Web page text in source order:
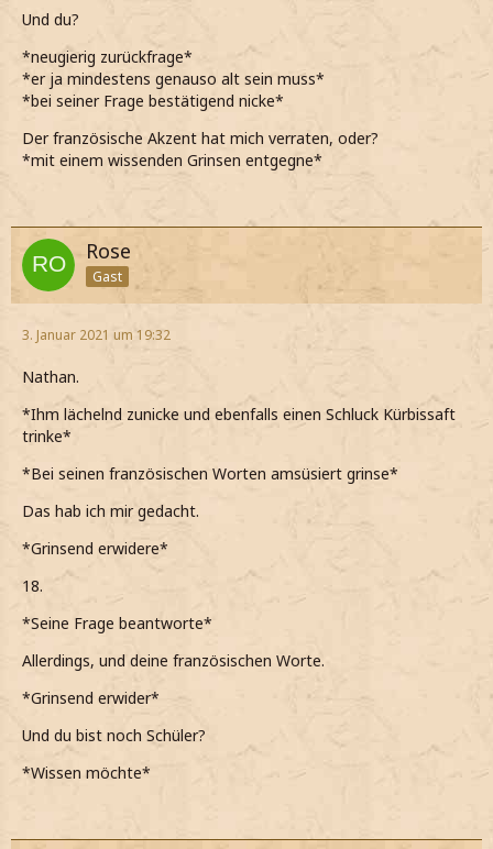
Und du?
*neugierig zurückfrage*
*er ja mindestens genauso alt sein muss*
*bei seiner Frage bestätigend nicke*
Der französische Akzent hat mich verraten, oder?
*mit einem wissenden Grinsen entgegne*
Rose
Gast
3. Januar 2021 um 19:32
Nathan.
*Ihm lächelnd zunicke und ebenfalls einen Schluck Kürbissaft
trinke*
*Bei seinen französischen Worten amsüsiert grinse*
Das hab ich mir gedacht.
*Grinsend erwidere*
18.
*Seine Frage beantworte*
Allerdings, und deine französischen Worte.
*Grinsend erwider*
Und du bist noch Schüler?
*Wissen möchte*